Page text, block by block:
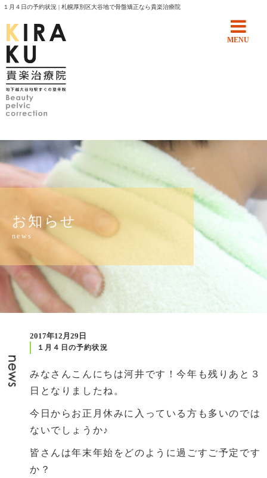
１月４日の予約状況 | 札幌厚別区大谷地で骨盤矯正なら貴楽治療院
MENU
お知らせ
news
2017年12月29日
１月４日の予約状況
みなさんこんにちは河井です！今年も残りあと３
日となりましたね。
今日からお正月休みに入っている方も多いのでは
ないでしょうか♪
皆さんは年末年始をどのように過ごすご予定です
か？